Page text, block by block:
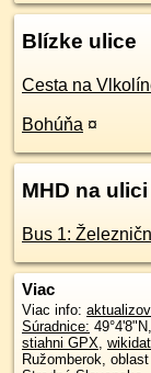
Blízke ulice
Cesta na
Bohúňa ¤
MHD na ulici
Viac
Viac info:
Súradnice: 49°4'8"N
stiahni GPX
Ružomberok,